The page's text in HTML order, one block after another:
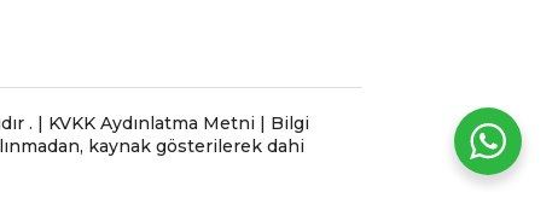
. | KVKK Aydınlatma Metni | Bilgi
kaynak gösterilerek dahi